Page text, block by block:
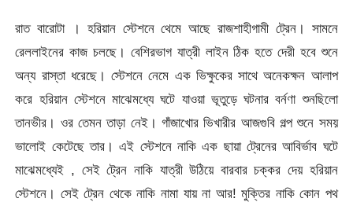
রাত বারোটা । হরিয়ান স্টেশনে থেমে আছে রাজশাহীগামী ট্রেন। সামনে
রেললাইনের কাজ চলছে। বেশিরভাগ যাত্রী লাইন ঠিক হতে দেরী হবে শুনে
অন্য রাস্তা ধরেছে। স্টেশনে নেমে এক ভিক্ষুকের সাথে অনেকক্ষন আলাপ
করে হরিয়ান স্টেশনে মাঝেমধ্যে ঘটে যাওয়া ভূতুড়ে ঘটনার বর্নণা শুনছিলো
তানভীর। ওর তেমন তাড়া নেই। গাঁজাখোর ভিখারীর আজগুবি গল্প শুনে সময়
ভালোই কেটেছে তার। এই স্টেশনে নাকি এক ছায়া ট্রেনের আবির্ভাব ঘটে
মাঝেমধ্যেই , সেই ট্রেন নাকি যাত্রী উঠিয়ে বারবার চক্কর দেয় হরিয়ান
স্টেশনে। সেই ট্রেন থেকে নাকি নামা যায় না আর! মুক্তির নাকি কোন পথ